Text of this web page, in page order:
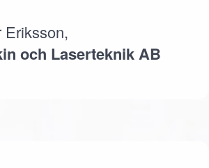
Eriksson,
och Laserteknik AB